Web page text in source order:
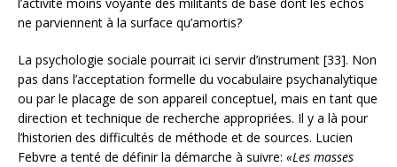
ne parviennent à la surface qu’amortis?
La psychologie sociale pourrait ici servir d’instrument [33]. Non
pas dans l’acceptation formelle du vocabulaire psychanalytique
ou par le placage de son appareil conceptuel, mais en tant que
direction et technique de recherche appropriées. Il y a là pour
l’historien des difficultés de méthode et de sources. Lucien
Febvre a tenté de définir la démarche à suivre: «Les masses